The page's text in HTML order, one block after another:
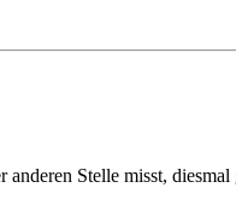
Stelle misst,